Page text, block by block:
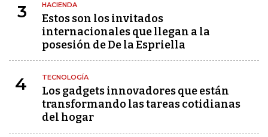
3 HACIENDA
Estos son los invitados
internacionales que llegan a la
posesión de De la Espriella
4 TECNOLOGÍA
Los gadgets innovadores que están
transformando las tareas cotidianas
del hogar